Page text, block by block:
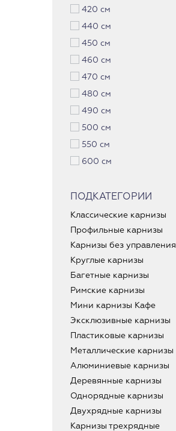
420 см
440 см
450 см
460 см
470 см
480 см
490 см
500 см
550 см
600 см
ПОДКАТЕГОРИИ
Классические карнизы
Профильные карнизы
Карнизы без управления
Круглые карнизы
Багетные карнизы
Римские карнизы
Мини карнизы Кафе
Эксклюзивные карнизы
Пластиковые карнизы
Металлические карнизы
Алюминиевые карнизы
Деревянные карнизы
Однорядные карнизы
Двухрядные карнизы
Карнизы трехрядные